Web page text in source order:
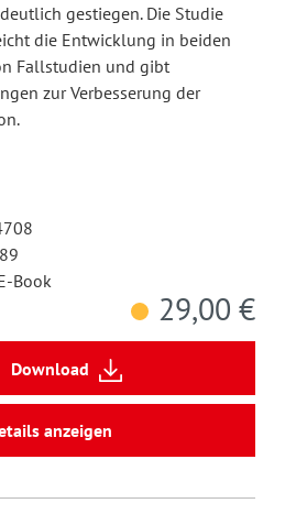
gestiegen. Die Studie
die Entwicklung in beiden
Fallstudien und gibt
zur Verbesserung der
Book
29,00 €
Download
anzeigen